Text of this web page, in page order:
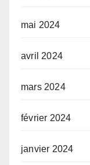
mai 2024
avril 2024
mars 2024
février 2024
janvier 2024